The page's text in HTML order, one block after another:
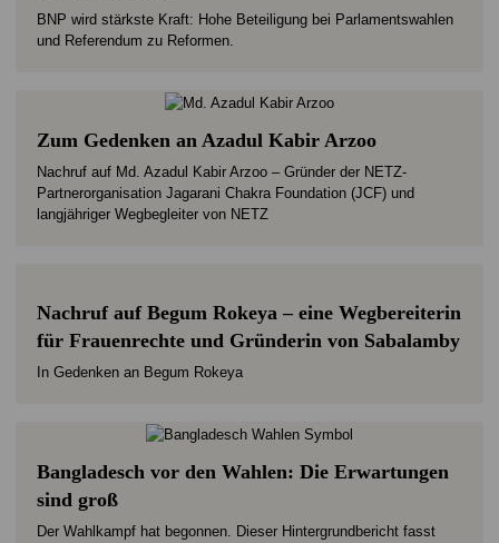
BNP wird stärkste Kraft: Hohe Beteiligung bei Parlamentswahlen
und Referendum zu Reformen.
Zum Gedenken an Azadul Kabir Arzoo
Nachruf auf Md. Azadul Kabir Arzoo – Gründer der NETZ-
Partnerorganisation Jagarani Chakra Foundation (JCF) und
langjähriger Wegbegleiter von NETZ
Nachruf auf Begum Rokeya – eine Wegbereiterin
für Frauenrechte und Gründerin von Sabalamby
In Gedenken an Begum Rokeya
Bangladesch vor den Wahlen: Die Erwartungen
sind groß
Der Wahlkampf hat begonnen. Dieser Hintergrundbericht fasst